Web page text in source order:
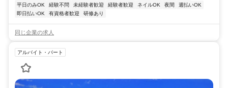
平日のみOK
経験不問 未経験者歓迎 経験者歓迎 ネイルOK 夜間
週払いOK
即日払いOK
有資格者歓迎 研修あり
同じ企業の求人
アルバイト・パート